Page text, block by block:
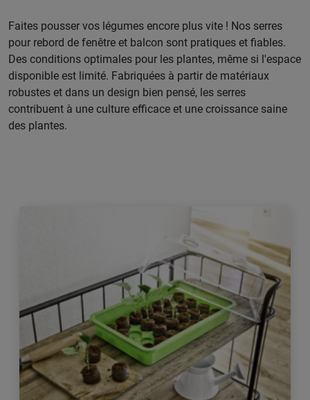
Faites pousser vos légumes encore plus vite ! Nos serres
pour rebord de fenêtre et balcon sont pratiques et fiables.
Des conditions optimales pour les plantes, même si l'espace
disponible est limité. Fabriquées à partir de matériaux
robustes et dans un design bien pensé, les serres
contribuent à une culture efficace et une croissance saine
des plantes.